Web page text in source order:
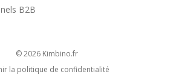
B2B
© 2026 kimbino.fr
la politique de confidentialité